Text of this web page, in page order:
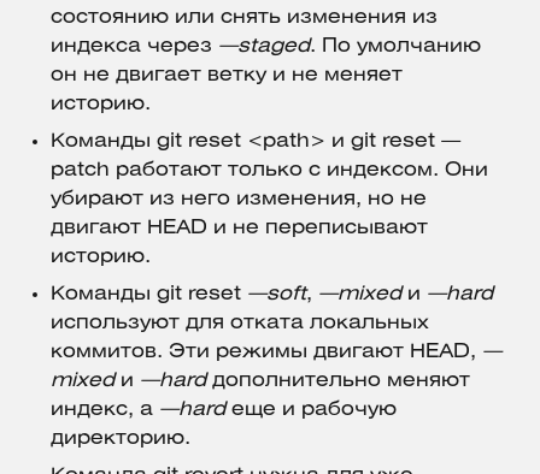
состоянию или снять изменения из
индекса через —staged. По умолчанию
он не двигает ветку и не меняет
историю.
Команды git reset <path> и git reset —
patch работают только с индексом. Они
убирают из него изменения, но не
двигают HEAD и не переписывают
историю.
Команды git reset —soft, —mixedи —hard
используют для отката локальных
коммитов. Эти режимы двигают HEAD, —
mixedи —hardдополнительно меняют
индекс, а —hardеще и рабочую
директорию.